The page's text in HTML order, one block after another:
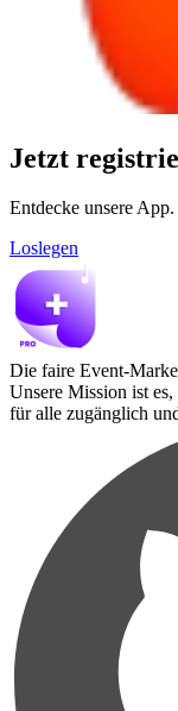
Jetzt
Entdecke unsere
Loslegen
Die faire Event-
Unsere Mission ist
für alle zugänglich